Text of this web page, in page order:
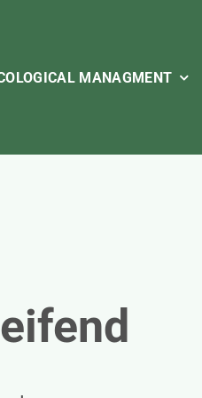
MANAGMENT